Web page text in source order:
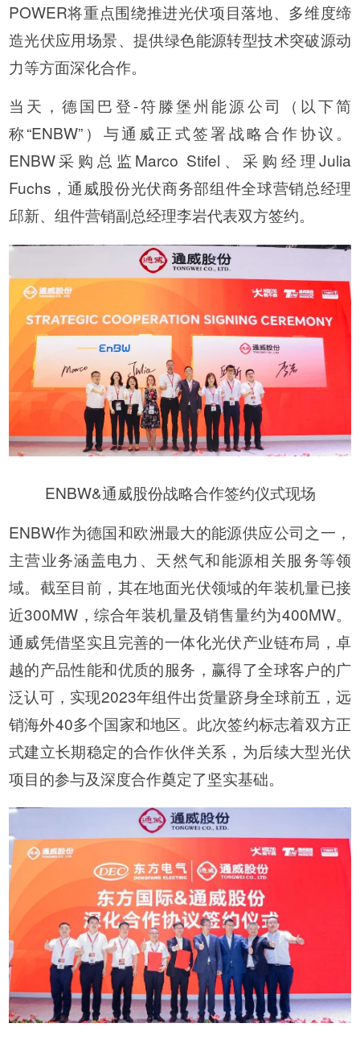
POWER将重点围绕推进光伏项目落地、多维度缔
造光伏应用场景、提供绿色能源转型技术突破源动
力等方面深化合作。
当天，德国巴登-符滕堡州能源公司（以下简
称“ENBW”）与通威正式签署战略合作协议。
ENBW采购总监Marco Stifel、采购经理Julia
Fuchs，通威股份光伏商务部组件全球营销总经理
邱新、组件营销副总经理李岩代表双方签约。
ENBW&通威股份战略合作签约仪式现场
ENBW作为德国和欧洲最大的能源供应公司之一，
主营业务涵盖电力、天然气和能源相关服务等领
域。截至目前，其在地面光伏领域的年装机量已接
近300MW，综合年装机量及销售量约为400MW。
通威凭借坚实且完善的一体化光伏产业链布局，卓
越的产品性能和优质的服务，赢得了全球客户的广
泛认可，实现2023年组件出货量跻身全球前五，远
销海外40多个国家和地区。此次签约标志着双方正
式建立长期稳定的合作伙伴关系，为后续大型光伏
项目的参与及深度合作奠定了坚实基础。